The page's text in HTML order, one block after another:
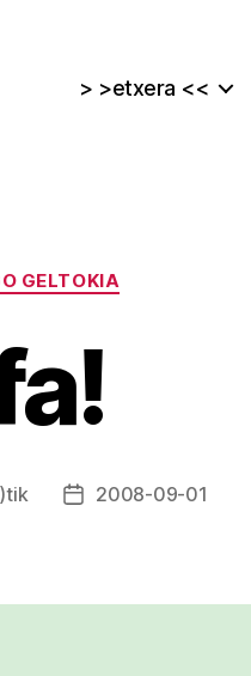
> >etxera <<
Kategoriak
GELTOKIA
Argitalpenaren
2008-09-01